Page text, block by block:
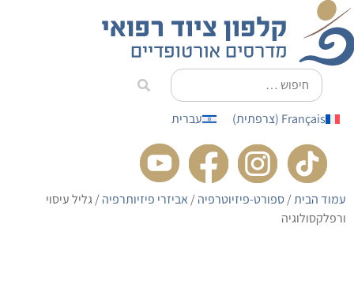
לתוכן
Français
(צרפתית) עברית
עמוד הבית/ספורט-פיזיוטרפיה/ אביזרי פיזיותרפיה/ גליל עיסוי
ורפלקסולוגיה